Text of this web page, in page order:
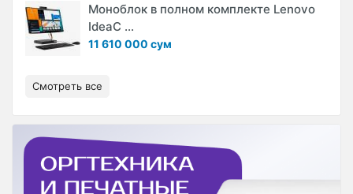
Моноблок в полном комплекте Lenovo
IdeaC ...
11 610 000 сум
Смотреть все